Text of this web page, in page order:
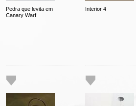
Pedra que levita em
Canary Warf
Interior 4